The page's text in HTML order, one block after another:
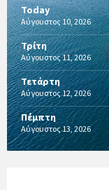
Today
Αύγουστος 10, 2026
Τρίτη
Αύγουστος 11, 2026
Τετάρτη
Αύγουστος 12, 2026
Πέμπτη
Αύγουστος 13, 2026